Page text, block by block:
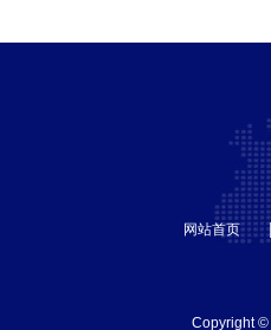
网站首页 |
Copyright ©